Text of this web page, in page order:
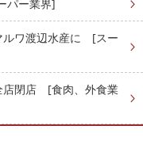
パー業界]
ルワ渡辺水産に [スー
店閉店 [食肉、外食業